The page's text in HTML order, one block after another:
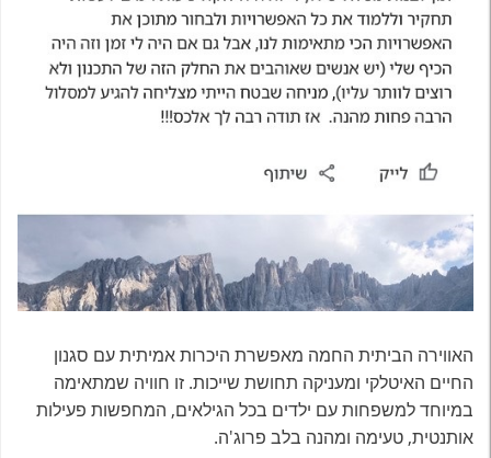
האווירה הביתית החמה מאפשרת היכרות אמיתית עם סגנון
החיים האיטלקי ומעניקה תחושת שייכות. זו חוויה שמתאימה
במיוחד למשפחות עם ילדים בכל הגילאים, המחפשות פעילות
אותנטית, טעימה ומהנה בלב פרוג'ה.